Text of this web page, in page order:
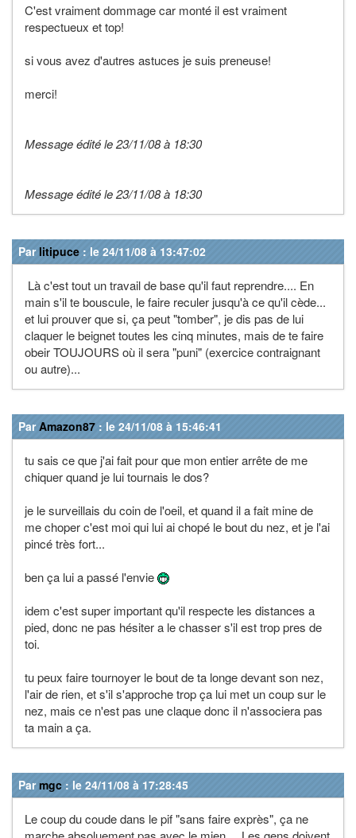
C'est vraiment dommage car monté il est vraiment
respectueux et top!
si vous avez d'autres astuces je suis preneuse!
merci!
Message édité le 23/11/08 à 18:30
Message édité le 23/11/08 à 18:30
Par litipuce : le 24/11/08 à 13:47:02
Là c'est tout un travail de base qu'il faut reprendre.... En
main s'il te bouscule, le faire reculer jusqu'à ce qu'il cède...
et lui prouver que si, ça peut "tomber", je dis pas de lui
claquer le beignet toutes les cinq minutes, mais de te faire
obeir TOUJOURS où il sera "puni" (exercice contraignant
ou autre)...
ParAmazon87 : le 24/11/08 à 15:46:41
tu sais ce que j'ai fait pour que mon entier arrête de me
chiquer quand je lui tournais le dos?
je le surveillais du coin de l'oeil, et quand il a fait mine de
me choper c'est moi qui lui ai chopé le bout du nez, et je l'ai
pincé très fort...
ben ça lui a passé l'envie
idem c'est super important qu'il respecte les distances a
pied, donc ne pas hésiter a le chasser s'il est trop pres de
toi.
tu peux faire tournoyer le bout de ta longe devant son nez,
l'air de rien, et s'il s'approche trop ça lui met un coup sur le
nez, mais ce n'est pas une claque donc il n'associera pas
ta main a ça.
Parmgc : le 24/11/08 à 17:28:45
Le coup du coude dans le pif "sans faire exprès", ça ne